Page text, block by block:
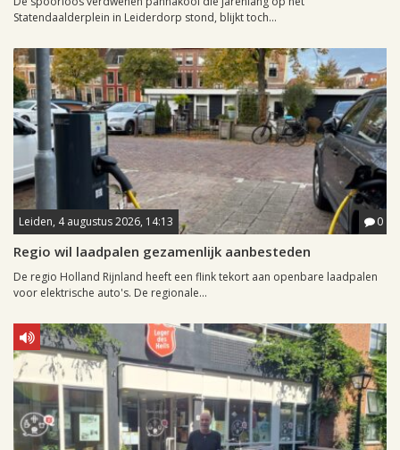
Statendaalderplein in Leiderdorp stond, blijkt toch...
Leiden, 4 augustus 2026, 14:13 0
Regio wil laadpalen gezamenlijk aanbesteden
De regio Holland Rijnland heeft een flink tekort aan openbare laadpalen
voor elektrische auto's. De regionale...